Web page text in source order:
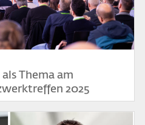
Thema am
2025